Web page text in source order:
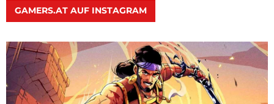
GAMERS.AT AUF INSTAGRAM